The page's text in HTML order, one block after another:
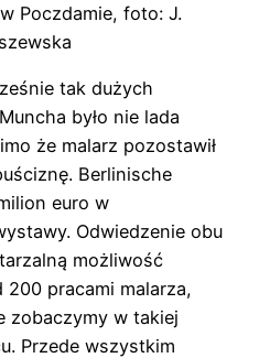
Poczdamie, foto: J.
tak dużych
było nie lada
że malarz pozostawił
Berlinische
euro w
Odwiedzenie obu
możliwość
pracami malarza,
zobaczymy w takiej
Przede wszystkim